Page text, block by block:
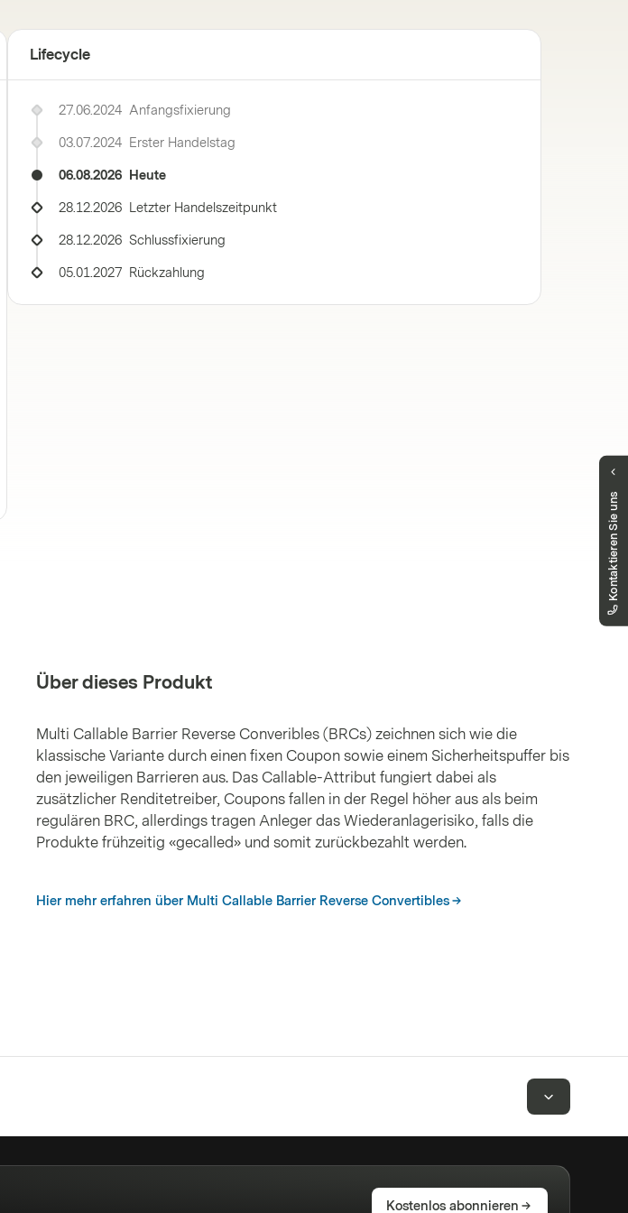
Lifecycle
27.06.2024 Anfangsfixierung
03.07.2024 Erster Handelstag
06.08.2026 Heute
28.12.2026 Letzter Handelszeitpunkt
28.12.2026 Schlussfixierung
05.01.2027 Rückzahlung
Über dieses Produkt
Multi Callable Barrier Reverse Converibles (BRCs) zeichnen sich wie die
klassische Variante durch einen fixen Coupon sowie einem Sicherheitspuffer bis
den jeweiligen Barrieren aus. Das Callable-Attribut fungiert dabei als
zusätzlicher Renditetreiber, Coupons fallen in der Regel höher aus als beim
regulären BRC, allerdings tragen Anleger das Wiederanlagerisiko, falls die
Produkte frühzeitig «gecalled» und somit zurückbezahlt werden.
Hier mehr erfahren über Multi Callable Barrier Reverse Convertibles
Kontaktieren Sie uns
Kostenlos abonnieren